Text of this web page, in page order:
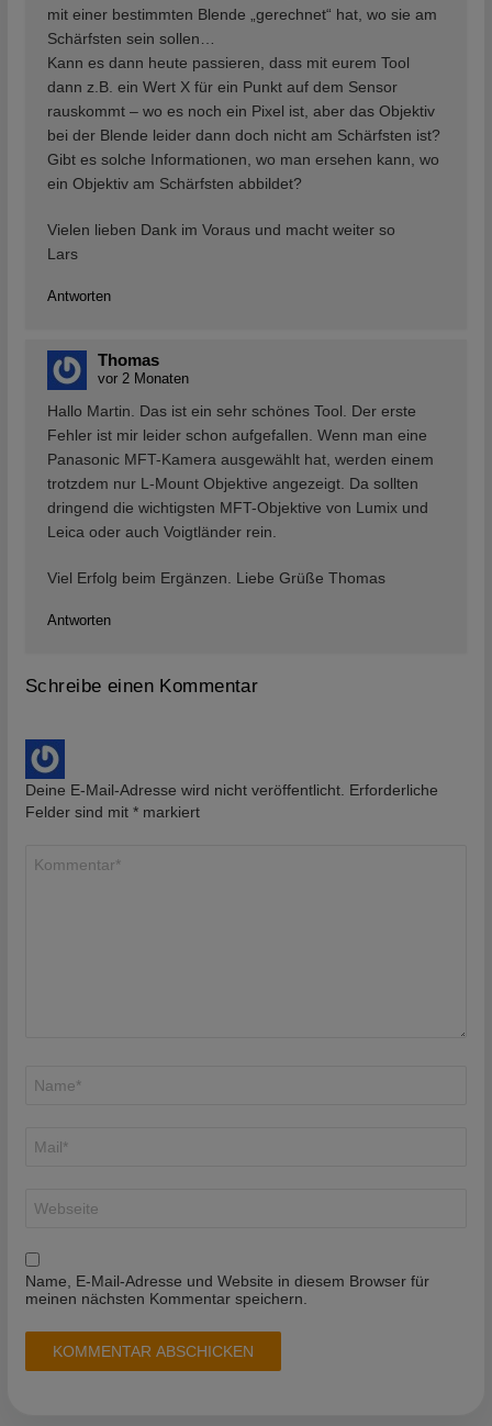
mit einer bestimmten Blende „gerechnet“ hat, wo sie am
Schärfsten sein sollen…
Kann es dann heute passieren, dass mit eurem Tool
dann z.B. ein Wert X für ein Punkt auf dem Sensor
rauskommt – wo es noch ein Pixel ist, aber das Objektiv
bei der Blende leider dann doch nicht am Schärfsten ist?
Gibt es solche Informationen, wo man ersehen kann, wo
ein Objektiv am Schärfsten abbildet?
Vielen lieben Dank im Voraus und macht weiter so
Lars
Antworten
Thomas
vor 2 Monaten
Hallo Martin. Das ist ein sehr schönes Tool. Der erste
Fehler ist mir leider schon aufgefallen. Wenn man eine
Panasonic MFT-Kamera ausgewählt hat, werden einem
trotzdem nur L-Mount Objektive angezeigt. Da sollten
dringend die wichtigsten MFT-Objektive von Lumix und
Leica oder auch Voigtländer rein.
Viel Erfolg beim Ergänzen. Liebe Grüße Thomas
Antworten
Schreibe einen Kommentar
Deine E-Mail-Adresse wird nicht veröffentlicht. Erforderliche
Felder sind mit * markiert
Mail-
Name, E-Mail-Adresse und Website in diesem Browser für
meinen nächsten Kommentar speichern.